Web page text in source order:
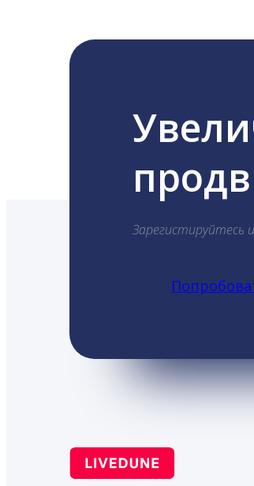
Зарегистируйтесь